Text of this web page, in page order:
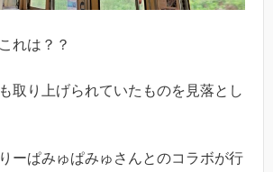
れは？？
取り上げられていたものを見落とし
ーぱみゅぱみゅさんとのコラボが行